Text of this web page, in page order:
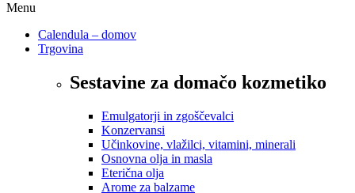
Menu
Calendula – domov
Trgovina
Sestavine za domačo kozmetiko
Emulgatorji in zgoščevalci
Konzervansi
Učinkovine, vlažilci, vitamini, minerali
Osnovna olja in masla
Eterična olja
Arome za balzame